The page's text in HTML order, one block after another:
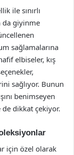
ile sınırlı
da giyinme
sağlamalarına
elbiseler, kış
sağlıyor. Bunun
benimseyen
dikkat çekiyor.
için özel olarak